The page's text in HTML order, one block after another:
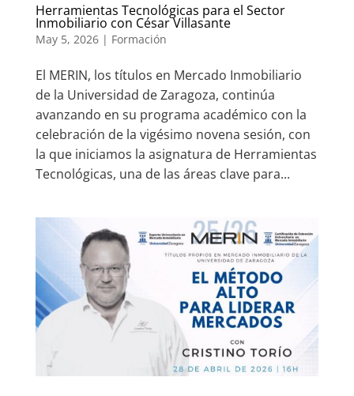
Herramientas Tecnológicas para el Sector
Inmobiliario con César Villasante
May 5, 2026| Formación
El MERIN, los títulos en Mercado Inmobiliario
de la Universidad de Zaragoza, continúa
avanzando en su programa académico con la
celebración de la vigésimo novena sesión, con
la que iniciamos la asignatura de Herramientas
Tecnológicas, una de las áreas clave para...